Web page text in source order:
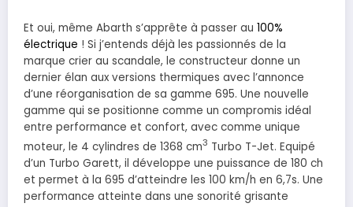
Et oui, même Abarth s’apprête à passer au 100%
électrique ! Si j’entends déjà les passionnés de la
marque crier au scandale, le constructeur donne un
dernier élan aux versions thermiques avec l’annonce
d’une réorganisation de sa gamme 695. Une nouvelle
gamme qui se positionne comme un compromis idéal
entre performance et confort, avec comme unique
moteur, le 4 cylindres de 1368 cm3 Turbo T-Jet. Equipé
d’un Turbo Garett, il développe une puissance de 180 ch
et permet à la 695 d’atteindre les 100 km/h en 6,7s. Une
performance atteinte dans une sonorité grisante